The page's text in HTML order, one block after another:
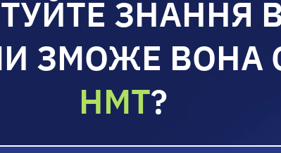
ЗНАННЯ
ЗМОЖЕ ВОНА
НМТ?